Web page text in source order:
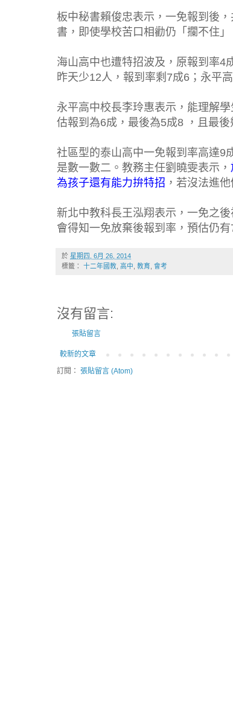
板中秘書賴俊忠表示，一免報到後
書，即使學校苦口相勸仍「攔不住
海山高中也遭特招波及，原報到率4
昨天少12人，報到率剩7成6；永平
永平高中校長李玲惠表示，能理解
估報到為6成，最後為5成8 ，且最
社區型的泰山高中一免報到率高達9
是數一數二。教務主任劉曉雯表示，
為孩子還有能力拚特招 ，若沒法進
新北中教科長王泓翔表示，一免之
會得知一免放棄後報到率，預估仍
於 星期四, 6月 26, 2014
標籤： 十二年國教 高中 教育 會考
沒有留言:
張貼留言
較新的文章
訂閱： 張貼留言 (Atom)